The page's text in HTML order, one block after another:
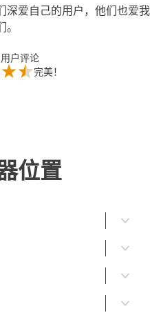
深爱自己的用户，他们也爱我
。
用户评论
完美！
位置